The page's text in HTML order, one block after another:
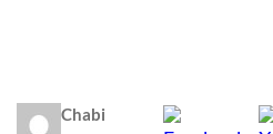
Chabi